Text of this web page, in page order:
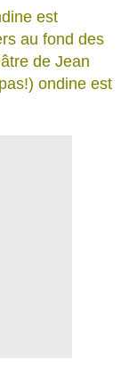
est
au fond des
de Jean
ondine est